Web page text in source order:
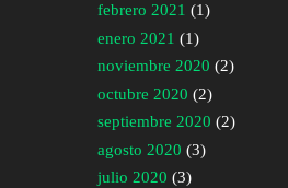
febrero 2021 (1)
enero 2021 (1)
noviembre 2020 (2)
octubre 2020 (2)
septiembre 2020 (2)
agosto 2020 (3)
julio 2020 (3)